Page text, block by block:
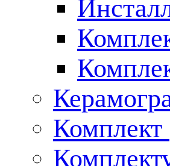
Комплект